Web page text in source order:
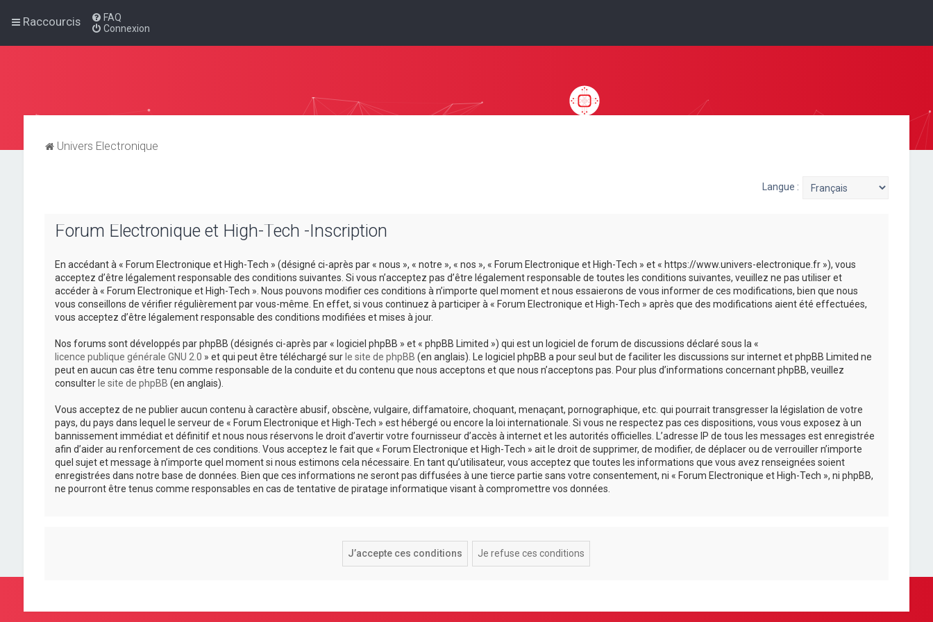
Raccourcis
FAQ
Connexion
Univers Electronique
Langue :
Forum Electronique et High-Tech -Inscription
En accédant à « Forum Electronique et High-Tech » (désigné ci-après par « nous », « notre », « nos », « Forum Electronique et High-Tech » et « https://www.univers-electronique.fr »), vous
acceptez d’être légalement responsable des conditions suivantes. Si vous n’acceptez pas d’être légalement responsable de toutes les conditions suivantes, veuillez ne pas utiliser et
accéder à « Forum Electronique et High-Tech ». Nous pouvons modifier ces conditions à n’importe quel moment et nous essaierons de vous informer de ces modifications, bien que nous
vous conseillons de vérifier régulièrement par vous-même. En effet, si vous continuez à participer à « Forum Electronique et High-Tech » après que des modifications aient été effectuées,
vous acceptez d’être légalement responsable des conditions modifiées et mises à jour.
Nos forums sont développés par phpBB (désignés ci-après par « logiciel phpBB » et « phpBB Limited ») qui est un logiciel de forum de discussions déclaré sous la «
licence publique générale GNU 2.0 » et qui peut être téléchargé sur le site de phpBB (en anglais). Le logiciel phpBB a pour seul but de faciliter les discussions sur internet et phpBB Limited ne
peut en aucun cas être tenu comme responsable de la conduite et du contenu que nous acceptons et que nous n’acceptons pas. Pour plus d’informations concernant phpBB, veuillez
consulter le site de phpBB (en anglais).
Vous acceptez de ne publier aucun contenu à caractère abusif, obscène, vulgaire, diffamatoire, choquant, menaçant, pornographique, etc. qui pourrait transgresser la législation de votre
pays, du pays dans lequel le serveur de « Forum Electronique et High-Tech » est hébergé ou encore la loi internationale. Si vous ne respectez pas ces dispositions, vous vous exposez à un
bannissement immédiat et définitif et nous nous réservons le droit d’avertir votre fournisseur d’accès à internet et les autorités officielles. L’adresse IP de tous les messages est enregistrée
afin d’aider au renforcement de ces conditions. Vous acceptez le fait que « Forum Electronique et High-Tech » ait le droit de supprimer, de modifier, de déplacer ou de verrouiller n’importe
quel sujet et message à n’importe quel moment si nous estimons cela nécessaire. En tant qu’utilisateur, vous acceptez que toutes les informations que vous avez renseignées soient
enregistrées dans notre base de données. Bien que ces informations ne seront pas diffusées à une tierce partie sans votre consentement, ni « Forum Electronique et High-Tech », ni phpBB,
ne pourront être tenus comme responsables en cas de tentative de piratage informatique visant à compromettre vos données.